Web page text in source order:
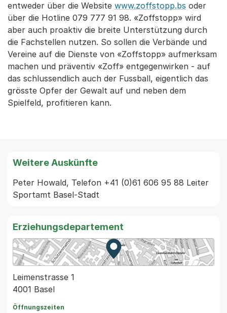
entweder über die Website www.zoffstopp.bs oder
über die Hotline 079 777 91 98. «Zoffstopp» wird
aber auch proaktiv die breite Unterstützung durch
die Fachstellen nutzen. So sollen die Verbände und
Vereine auf die Dienste von «Zoffstopp» aufmerksam
machen und präventiv «Zoff» entgegenwirken - auf
das schlussendlich auch der Fussball, eigentlich das
grösste Opfer der Gewalt auf und neben dem
Spielfeld, profitieren kann.
Weitere Auskünfte
Peter Howald, Telefon +41 (0)61 606 95 88 Leiter
Sportamt Basel-Stadt
Erziehungsdepartement
Zur Karte von MapBS.
Externer Link, wird in einem
Leimenstrasse 1
4001 Basel
Öffnungszeiten